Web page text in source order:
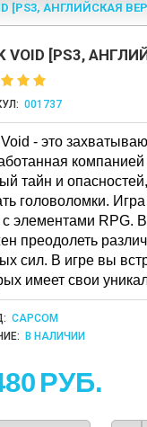
[PS3, АНГЛИЙСКАЯ
VOID [PS3,
001737
- это
тайн и
головоломки.
элементами RPG.
преодолеть
сил. В игре вы
имеет свои
CAPCOM
В НАЛИЧИИ
РУБ.